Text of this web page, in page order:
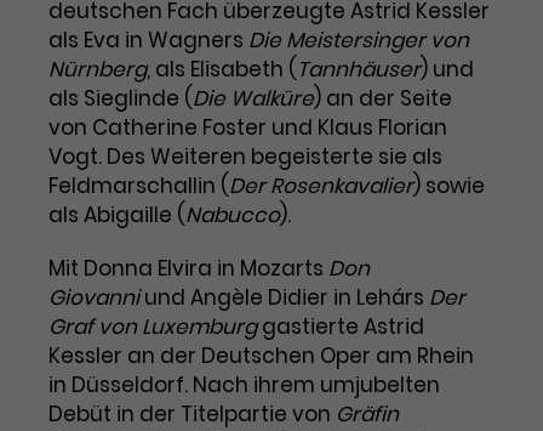
Benutzer*in wiedererkannt werden,
und es wird Zugang zu
geschützten Bereichen gewährt.
Name cookie_optin
Anbieter TYPO3
Laufzeit 1 Monat
Zweck
Enthält die gewählten Tracking-
Optin-Einstellungen.
Laufzeit 2 Jahre
Zweck
Dieses Cookie wird von Google
Analytics installiert. Das Cookie
wird verwendet, um
Besucher*innen-, Sitzungs- und
Kampagnendaten zu berechnen
und die Nutzung der Website für
den Analysebericht der Website zu
verfolgen. Die Cookies speichern
Informationen anonym und weisen
eine zufallsgenerierte Nummer zu,
um Besuche zu erkennen.
Marketing
Diese Gruppe beinhaltet alle Scripte, die es uns
ermöglichen die Leistung unserer
Werbekampagnen zu analysieren und
Conversions zu messen. Außerdem helfen sie
uns dabei Werbeanzeigen und Inhalte besser auf
die Interessen unserer Nutzer abzustimmen.
Name
_gcl_au
Anbieter Google Ads
Laufzeit 3 Monate
Wird von Google verwendet, um
die Effizienz von Werbeanzeigen zu
messen und Conversions zu
Cookie-Informationen
deutschen Fach überzeugte Astrid Kessler
als Eva in Wagners Die Meistersinger von
Nürnberg, als Elisabeth ( Tannhäuser) und
als Sieglinde (Die Walküre) an der Seite
von Catherine Foster und Klaus Florian
Vogt. Des Weiteren begeisterte sie als
Feldmarschallin (Der Rosenkavalier) sowie
als Abigaille (Nabucco).
Mit Donna Elvira in Mozarts Don
Giovanniund Angèle Didier in Lehárs Der
Graf von Luxemburggastierte Astrid
Kessler an der Deutschen Oper am Rhein
in Düsseldorf. Nach ihrem umjubelten
Debüt in der Titelpartie von Gräfin